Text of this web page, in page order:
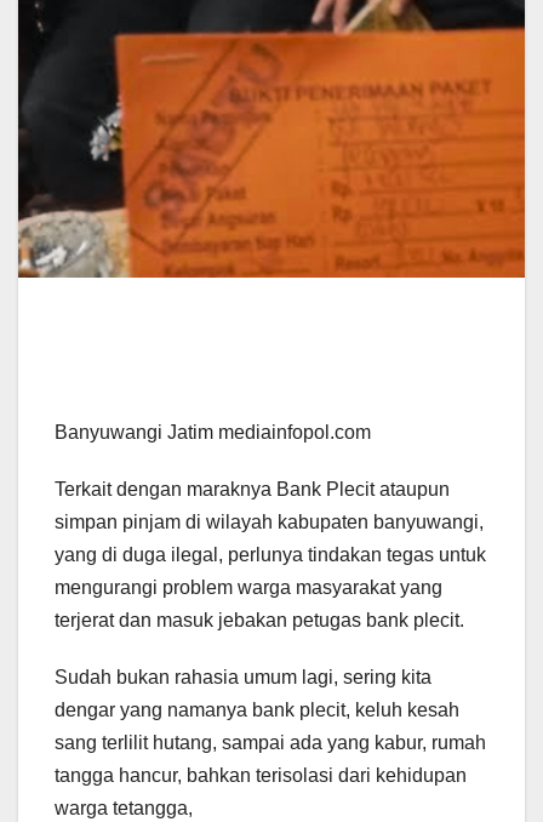
Banyuwangi Jatim mediainfopol.com
Terkait dengan maraknya Bank Plecit ataupun
simpan pinjam di wilayah kabupaten banyuwangi,
yang di duga ilegal, perlunya tindakan tegas untuk
mengurangi problem warga masyarakat yang
terjerat dan masuk jebakan petugas bank plecit.
Sudah bukan rahasia umum lagi, sering kita
dengar yang namanya bank plecit, keluh kesah
sang terlilit hutang, sampai ada yang kabur, rumah
tangga hancur, bahkan terisolasi dari kehidupan
warga tetangga,